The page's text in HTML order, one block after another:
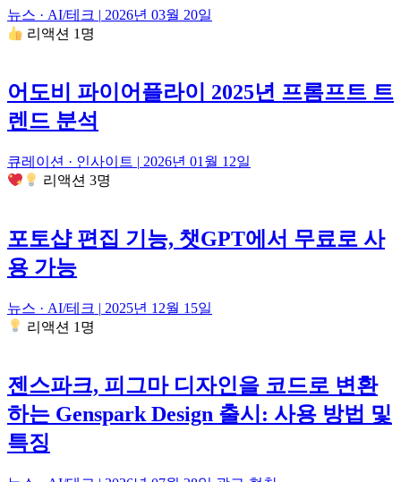
뉴스 · AI/테크 | 2026년 03월 20일
리액션 1명
어도비 파이어플라이 2025년 프롬프트 트
렌드 분석
큐레이션 · 인사이트 | 2026년 01월 12일
리액션 3명
포토샵 편집 기능, 챗GPT에서 무료로 사
용 가능
뉴스 · AI/테크 | 2025년 12월 15일
리액션 1명
젠스파크, 피그마 디자인을 코드로 변환
하는 Genspark Design 출시: 사용 방법 및
특징